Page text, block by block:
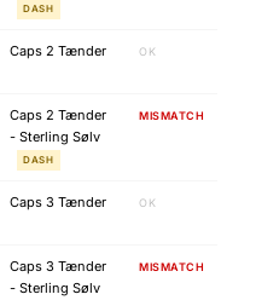
DASH
Caps 2 Tænder OK
Caps 2 Tænder
- Sterling Sølv
DASH
MISMATCH
Caps 3 Tænder OK
Caps 3 Tænder
- Sterling Sølv
MISMATCH